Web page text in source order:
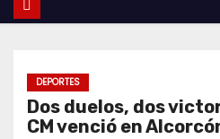
DEPORTES
Dos duelos, dos
CM venció en